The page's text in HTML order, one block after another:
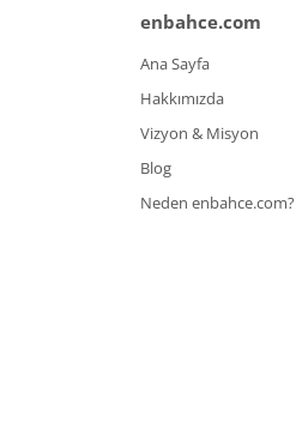
enbahce.com
Ana Sayfa
Hakkımızda
Vizyon & Misyon
Blog
Neden enbahce.com?